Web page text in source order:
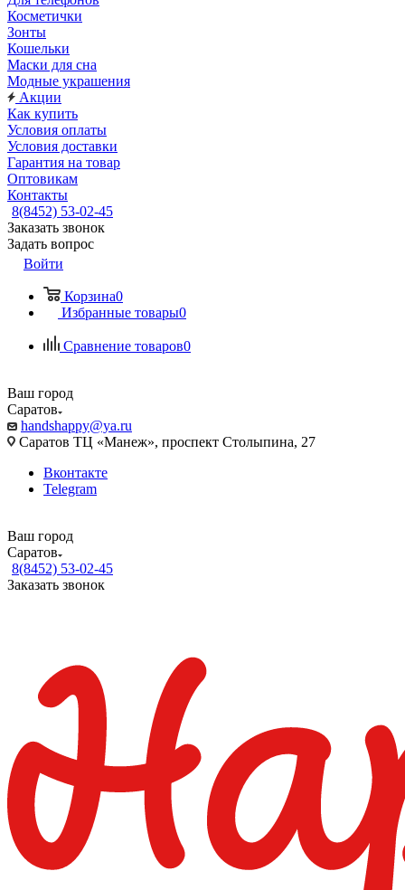
Косметички
Зонты
Кошельки
Маски для сна
Модные украшения
Акции
Как купить
Условия оплаты
Условия доставки
Гарантия на товар
Оптовикам
Контакты
8(8452) 53-02-45
Заказать звонок
Задать вопрос
Войти
Корзина0
Избранные товары0
Сравнение товаров0
Ваш город
Саратов
handshappy@ya.ru
Саратов ТЦ «Манеж», проспект Столыпина, 27
Вконтакте
Telegram
Ваш город
Саратов
8(8452) 53-02-45
Заказать звонок